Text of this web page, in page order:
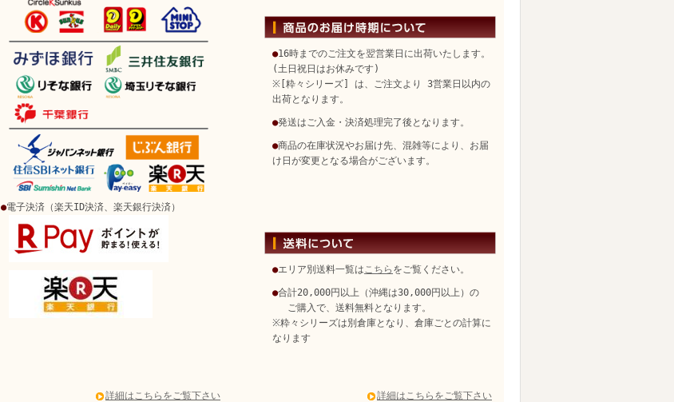
●電子決済（楽天ID決済、楽天銀行決済）
詳細はこちらをご覧下さい
●16時までのご注文を翌営業日に出荷いたします。
(土日祝日はお休みです)
※[粋々シリーズ] は、ご注文より 3営業日以内の
出荷となります。
●発送はご入金・決済処理完了後となります。
●商品の在庫状況やお届け先、混雑等により、お届
け日が変更となる場合がございます。
●エリア別送料一覧はこちら をご覧ください。
●合計20,000円以上（沖縄は30,000円以上）の
ご購入で、送料無料となります。
※粋々シリーズは別倉庫となり、倉庫ごとの計算に
なります
詳細はこちらをご覧下さい